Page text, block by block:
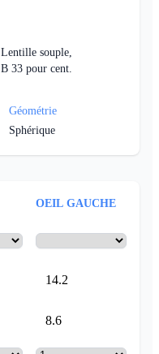
souple,
33 pour cent.
Géométrie
Sphérique
OEIL GAUCHE
14.2
8.6